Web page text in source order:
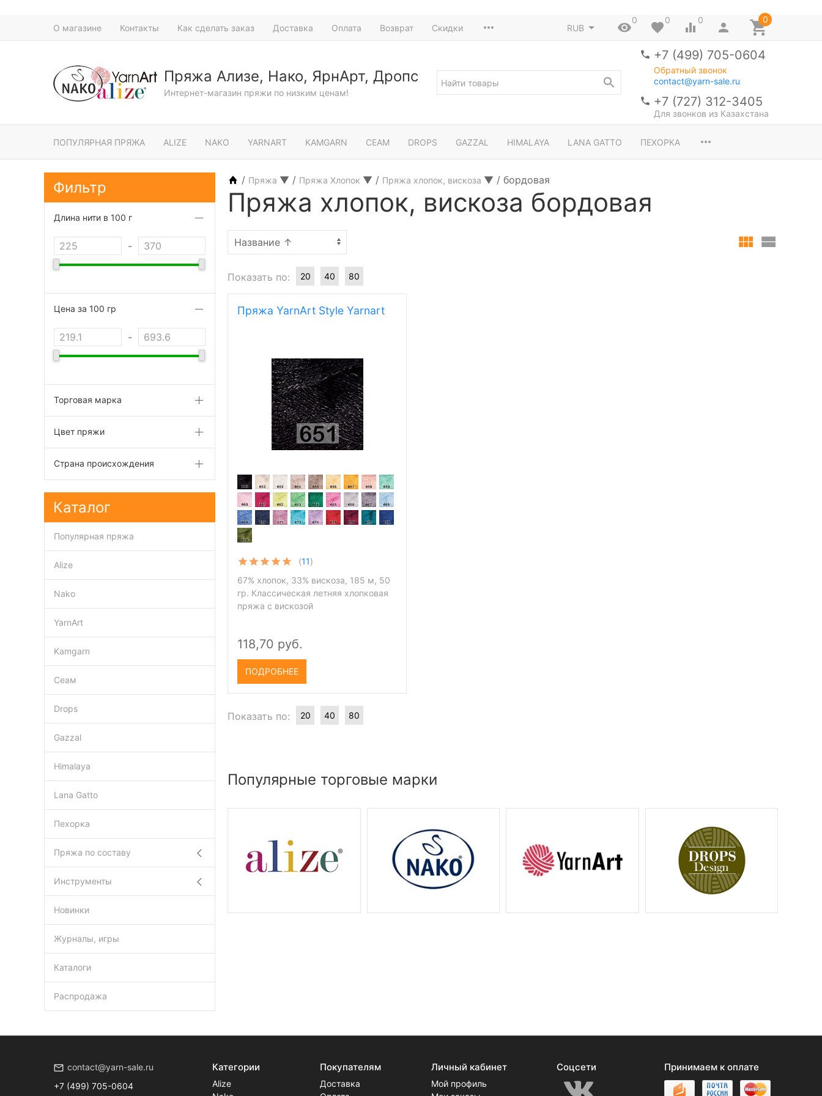
О магазине Контакты Как сделать заказ Доставка Оплата Возврат Скидки RUB
0 0 0 0
Пряжа Ализе, Нако, ЯрнАрт, Дропс
Интернет-магазин пряжи по низким ценам!
+7 (499) 705-0604
Обратный звонок
contact@yarn-sale.ru
+7 (727) 312-3405
Для звонков из Казахстана
ПОПУЛЯРНАЯ ПРЯЖА ALIZE NAKO YARNART KAMGARN СЕАМ DROPS GAZZAL HIMALAYA LANA GATTO ПЕХОРКА
/ Пряжа ▼ / Пряжа Хлопок ▼ / Пряжа хлопок, вискоза ▼ / бордовая
Пряжа хлопок, вискоза бордовая
Показать по: 20 40 80
Пряжа YarnArt Style Yarnart
(11)
67% хлопок, 33% вискоза, 185 м, 50
гр. Классическая летняя хлопковая
пряжа с вискозой
118,70 руб.
ПОДРОБНЕЕ
Показать по: 20 40 80
Популярные торговые марки
Фильтр
Длина нити в 100 г
-
Цена за 100 гр
-
Торговая марка
Цвет пряжи
Страна происхождения
Каталог
Популярная пряжа
Alize
Nako
YarnArt
Kamgarn
Сеам
Drops
Gazzal
Himalaya
Lana Gatto
Пехорка
Пряжа по составу
Инструменты
Новинки
Журналы, игры
Каталоги
Распродажа
contact@yarn-sale.ru
+7 (499) 705-0604
Категории
Alize
Покупателям
Доставка
Личный кабинет
Мой профиль
Соцсети Принимаем к оплате